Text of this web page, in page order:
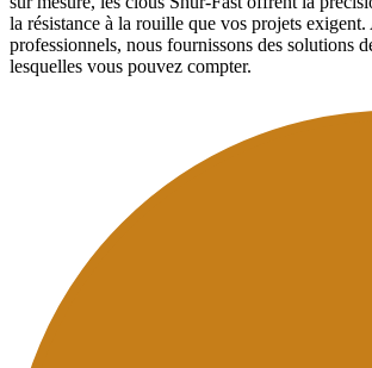
la résistance à la rouille que vos projets
professionnels, nous fournissons des solutions
lesquelles vous pouvez compter.